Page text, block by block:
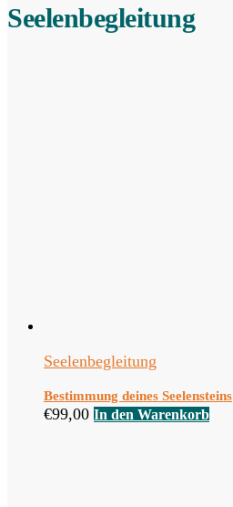
Seelenbegleitung
Seelenbegleitung
Bestimmung deines Seelensteins
€99,00 In den Warenkorb